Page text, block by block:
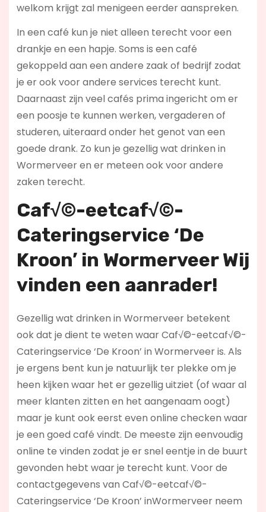
welkom krijgt zal menigeen eerder aanspreken.
In een café kun je niet alleen terecht voor een
drankje en een hapje. Soms is een café
gekoppeld aan een andere zaak of bedrijf zodat
je er ook voor andere services terecht kunt.
Daarnaast zijn veel cafés prima ingericht om er
een poosje te kunnen werken, vergaderen of
studeren, uiteraard onder het genot van een
goede drank. Zo kun je gezellig wat drinken in
Wormerveer en er meteen ook voor andere
zaken terecht.
Caf√©-eetcaf√©-
Cateringservice ‘De
Kroon’ in Wormerveer Wij
vinden een aanrader!
Gezellig wat drinken in Wormerveer betekent
ook dat je dient te weten waar Caf√©-eetcaf√©-
Cateringservice ‘De Kroon’ in Wormerveer is. Als
je ergens bent kun je natuurlijk ter plekke om je
heen kijken waar het er gezellig uitziet (of waar al
meer klanten zitten en het aangenaam oogt)
maar je kunt ook eerst even online checken waar
je een goed café vindt. De meeste zijn eenvoudig
online te vinden zodat je er snel eentje in de buurt
gevonden hebt waar je terecht kunt. Voor de
contactgegevens van Caf√©-eetcaf√©-
Cateringservice ‘De Kroon’ inWormerveer neem